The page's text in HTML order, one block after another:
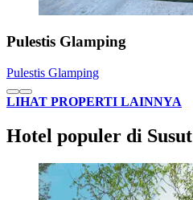
Pulestis Glamping
Pulestis Glamping
LIHAT PROPERTI LAINNYA
Hotel populer di Susut